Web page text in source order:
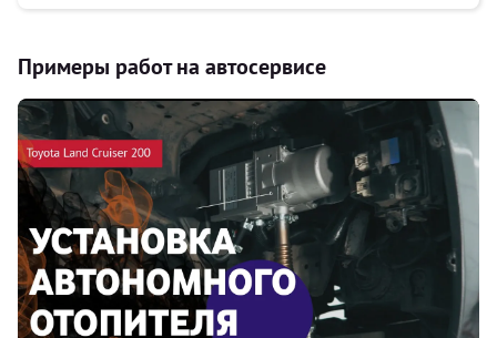
Примеры работ на автосервисе